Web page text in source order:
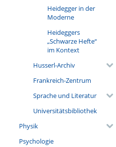
Heidegger in der
Moderne
Heideggers
„Schwarze Hefte“
im Kontext
Husserl-Archiv
Frankreich-Zentrum
Sprache und Literatur
Universitätsbibliothek
Physik
Psychologie